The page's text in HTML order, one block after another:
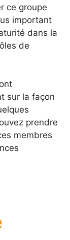
ce groupe
important
dans la
de
sur la façon
prendre
membres